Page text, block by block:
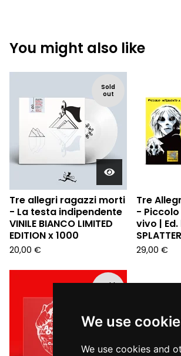
We use
We use cookies and
You might also like
Sold
out
Tre allegri ragazzi morti
- La testa indipendente
VINILE BIANCO LIMITED
EDITION x 1000
20,00 €
Tre
-
vivo | Ed.
SPLATTER
29,00 €
Sold